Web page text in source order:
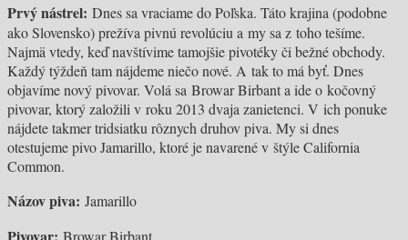
Prvý nástrel: Dnes sa vraciame do Poľska. Táto krajina (podobne
ako Slovensko) prežíva pivnú revolúciu a my sa z toho tešíme.
Najmä vtedy, keď navštívime tamojšie pivotéky či bežné obchody.
Každý týždeň tam nájdeme niečo nové. A tak to má byť. Dnes
objavíme nový pivovar. Volá sa Browar Birbant a ide o kočovný
pivovar, ktorý založili v roku 2013 dvaja zanietenci. V ich ponuke
nájdete takmer tridsiatku rôznych druhov piva. My si dnes
otestujeme pivo Jamarillo, ktoré je navarené v štýle California
Common.
Názov piva: Jamarillo
Pivovar: Browar Birbant